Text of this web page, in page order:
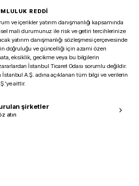
REDDİ
ve içerikler yatırım danışmanlığı kapsamında
mali durumunuz ile risk ve getiri tercihlerinize
yatırım danışmanlığı sözleşmesi çerçevesinde
doğruluğu ve güncelliği için azami özen
eksiklik, gecikme veya bu bilgilerin
İstanbul Ticaret Odası sorumlu değildir.
A.Ş. adına açıklanan tüm bilgi ve verilerin
aittir.
şirketler
atın